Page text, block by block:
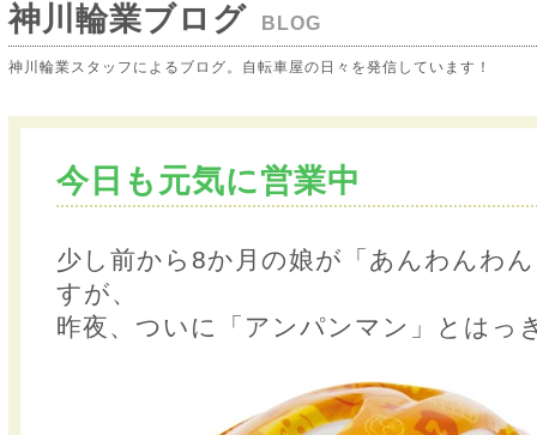
神川輪業ブログ BLOG
神川輪業スタッフによるブログ。自転車屋の日々を発信しています！
今日も元気に営業中
少し前から8か月の娘が「あんわんわ
すが、
昨夜、ついに「アンパンマン」とはっ